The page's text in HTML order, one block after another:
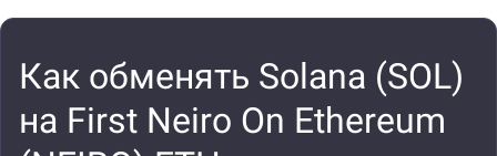
Как обменять Solana (SOL)
на First Neiro On Ethereum